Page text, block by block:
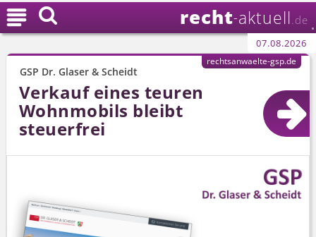
recht-aktuell .de
07.08.2026

GSP Dr. Glaser & Scheidt
Verkauf eines teuren
Wohnmobils bleibt
steuerfrei
rechtsanwaelte-gsp.de